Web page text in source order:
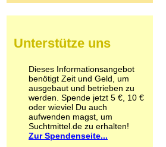
Pilze
Poppers
Schlafmittel
Schmerzmittel
Spice
Sucht / Süchte
Alkoholsucht
Arbeitssucht
Co-Abhängigkeit
Computersucht
Ess-Brechsucht
Unterstütze uns
Dieses Informationsangebot
benötigt Zeit und Geld, um
ausgebaut und betrieben zu
werden. Spende jetzt 5 €, 10 €
oder wieviel Du auch
aufwenden magst, um
Suchtmittel.de zu erhalten!
Zur Spendenseite...